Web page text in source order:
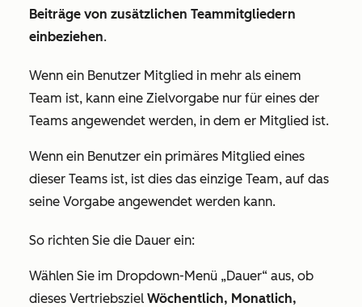
Beiträge von zusätzlichen Teammitgliedern
einbeziehen.
Wenn ein Benutzer Mitglied in mehr als einem
Team ist, kann eine Zielvorgabe nur für eines der
Teams angewendet werden, in dem er Mitglied ist.
Wenn ein Benutzer ein primäres Mitglied eines
dieser Teams ist, ist dies das einzige Team, auf das
seine Vorgabe angewendet werden kann.
So richten Sie die Dauer ein:
Wählen Sie im Dropdown-Menü „Dauer“ aus, ob
dieses Vertriebsziel Wöchentlich, Monatlich,